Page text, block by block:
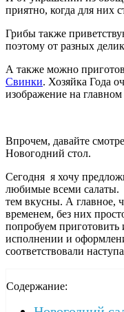
приятно, когда для них
Грибы также
поэтому от разных
А также можно
Свинки. Хозяйка Года
изображение на
Впрочем, давайте
Новогодний стол.
Сегодня я хочу
любимые всеми салаты.
тем вкусны. А главное,
временем, без них
попробуем
исполнении и
соответствовали
Содержание: